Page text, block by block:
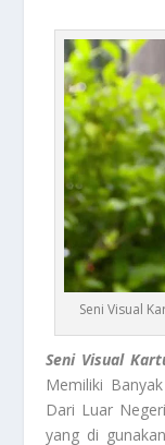
Seni Visual
Seni Visual
Memiliki
Dari Luar
yang di